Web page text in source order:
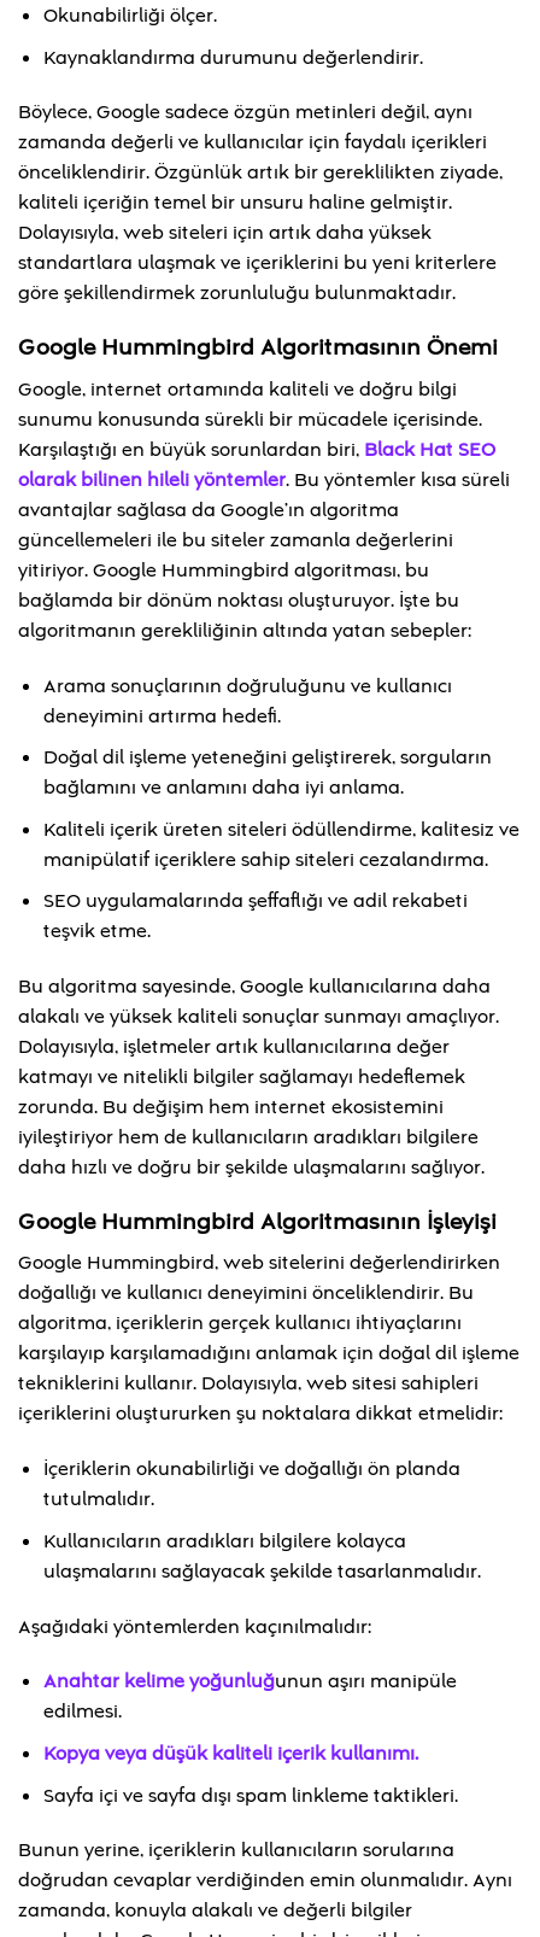
Okunabilirliği ölçer.
Kaynaklandırma durumunu değerlendirir.
Böylece, Google sadece özgün metinleri değil, aynı
zamanda değerli ve kullanıcılar için faydalı içerikleri
önceliklendirir. Özgünlük artık bir gereklilikten ziyade,
kaliteli içeriğin temel bir unsuru haline gelmiştir.
Dolayısıyla, web siteleri için artık daha yüksek
standartlara ulaşmak ve içeriklerini bu yeni kriterlere
göre şekillendirmek zorunluluğu bulunmaktadır.
Google Hummingbird Algoritmasının Önemi
Google, internet ortamında kaliteli ve doğru bilgi
sunumu konusunda sürekli bir mücadele içerisinde.
Karşılaştığı en büyük sorunlardan biri, Black Hat SEO
olarak bilinen hileli yöntemler. Bu yöntemler kısa süreli
avantajlar sağlasa da Google’ın algoritma
güncellemeleri ile bu siteler zamanla değerlerini
yitiriyor. Google Hummingbird algoritması, bu
bağlamda bir dönüm noktası oluşturuyor. İşte bu
algoritmanın gerekliliğinin altında yatan sebepler:
Arama sonuçlarının doğruluğunu ve kullanıcı
deneyimini artırma hedefi.
Doğal dil işleme yeteneğini geliştirerek, sorguların
bağlamını ve anlamını daha iyi anlama.
Kaliteli içerik üreten siteleri ödüllendirme, kalitesiz ve
manipülatif içeriklere sahip siteleri cezalandırma.
SEO uygulamalarında şeffaflığı ve adil rekabeti
teşvik etme.
Bu algoritma sayesinde, Google kullanıcılarına daha
alakalı ve yüksek kaliteli sonuçlar sunmayı amaçlıyor.
Dolayısıyla, işletmeler artık kullanıcılarına değer
katmayı ve nitelikli bilgiler sağlamayı hedeflemek
zorunda. Bu değişim hem internet ekosistemini
iyileştiriyor hem de kullanıcıların aradıkları bilgilere
daha hızlı ve doğru bir şekilde ulaşmalarını sağlıyor.
Google Hummingbird Algoritmasının İşleyişi
Google Hummingbird, web sitelerini değerlendirirken
doğallığı ve kullanıcı deneyimini önceliklendirir. Bu
algoritma, içeriklerin gerçek kullanıcı ihtiyaçlarını
karşılayıp karşılamadığını anlamak için doğal dil işleme
tekniklerini kullanır. Dolayısıyla, web sitesi sahipleri
içeriklerini oluştururken şu noktalara dikkat etmelidir:
İçeriklerin okunabilirliği ve doğallığı ön planda
tutulmalıdır.
Kullanıcıların aradıkları bilgilere kolayca
ulaşmalarını sağlayacak şekilde tasarlanmalıdır.
Aşağıdaki yöntemlerden kaçınılmalıdır:
Anahtar kelime yoğunluğunun aşırı manipüle
edilmesi.
Kopya veya düşük kaliteli içerik kullanımı.
Sayfa içi ve sayfa dışı spam linkleme taktikleri.
Bunun yerine, içeriklerin kullanıcıların sorularına
doğrudan cevaplar verdiğinden emin olunmalıdır. Aynı
zamanda, konuyla alakalı ve değerli bilgiler